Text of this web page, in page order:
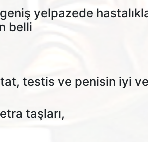
yelpazede
belli
testis ve penisin iyi
taşları,